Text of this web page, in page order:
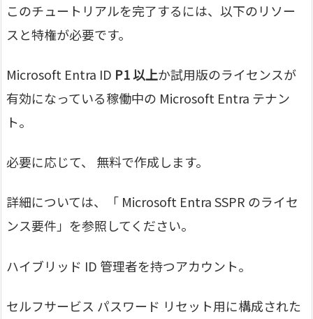
このチュートリアルを完了するには、以下のリソー
スと特権が必要です。
Microsoft Entra ID P1 以上か試用版のライセンスが
有効になっている稼働中の Microsoft Entra テナン
ト。
必要に応じて、 無料で作成します。
詳細については、「 Microsoft Entra SSPR のライセ
ンス要件」を参照してください。
ハイブリッド ID 管理者を持つアカウント。
セルフサービス パスワード リセット用に構成された